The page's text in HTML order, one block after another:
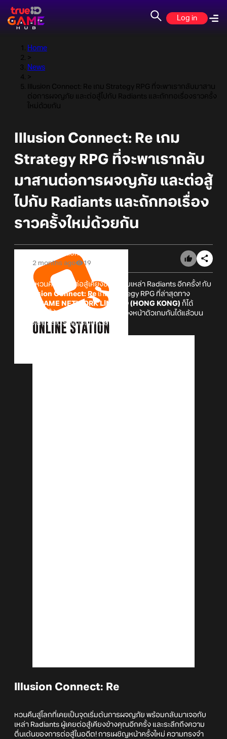
Log in
Home
>
News
>
Illusion Connect: Re เกม Strategy RPG ที่จะพาเรากลับมาสาน
ต่อการผจญภัย และต่อสู้ไปกับ Radiants และถักทอเรื่องราวครั้ง
ใหม่ด้วยกัน
Illusion Connect: Re เกม
Strategy RPG ที่จะพาเรากลับ
มาสานต่อการผจญภัย และต่อสู้
ไปกับ Radiants และถักทอเรื่อง
ราวครั้งใหม่ด้วยกัน
Online Station
2 months ago
19
มาร่วมหวนคืนสู่การต่อสู้เคียงข้างไปกับเหล่า Radiants อีกครั้ง! กับ
Illusion Connect: Re เกม Strategy RPG ที่ล่าสุดทาง
SUGARGAME NETWORK LIMITED (HONG KONG) ก็ได้
ประกาศเปิดให้สามารถมาลงทะเบียนล่วงหน้าตัวเกมกันได้แล้วบน
Android และ iOS สโตร์ไทยด้วยกัน
Illusion Connect: Re
หวนคืนสู่โลกที่เคยเป็นจุดเริ่มต้นการผจญภัย พร้อมกลับมาเจอกับ
เหล่า Radiants ผู้เคยต่อสู้เคียงข้างคุณอีกครั้ง และระลึกถึงความ
ตื่นเต้นของการต่อสู้ในอดีต! การเผชิญหน้าครั้งใหม่ ความทรงจำ